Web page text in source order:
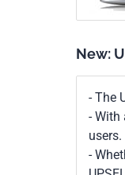
New:
- The
- With
users.
-